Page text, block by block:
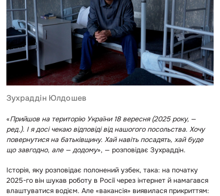
Зухраддін Юлдошев
«Прийшов на територію України 18 вересня (2025 року, —
ред.). І я досі чекаю відповіді від нашогого посольства. Хочу
повернутися на батьківщину. Хай навіть посадять, хай буде
що завгодно, але — додому», — розповідає Зухраддін.
Історія, яку розповідає полонений узбек, така: на початку
2025-го він шукав роботу в Росії через інтернет й намагався
влаштуватися водієм. Але «вакансія» виявилася прикриттям: